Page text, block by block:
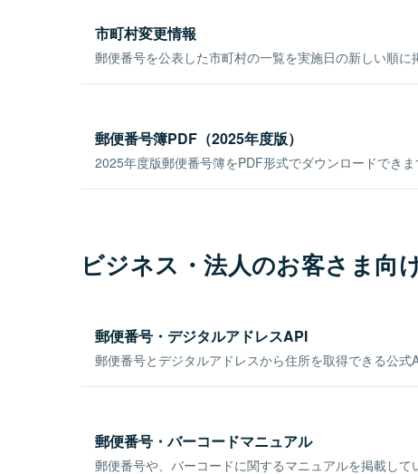
市町村変更情報
郵便番号を公表した市町村の一覧を実施日の新しい順に
郵便番号簿PDF（2025年度版）
2025年度版郵便番号簿をPDF形式でダウンロードできま
ビジネス・法人のお客さま向
郵便番号・デジタルアドレスAPI
郵便番号とデジタルアドレスから住所を取得できる公式
郵便番号・バーコードマニュアル
郵便番号や、バーコードに関するマニュアルを掲載して